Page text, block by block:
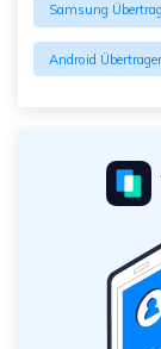
Samsung
Android